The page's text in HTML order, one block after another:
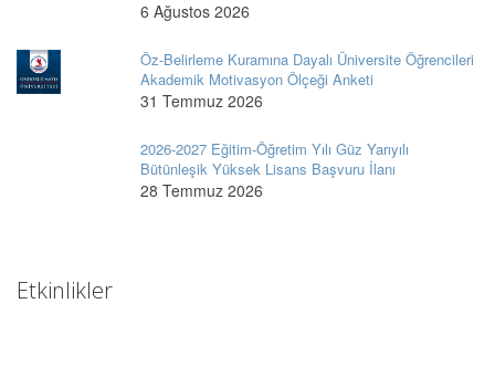
6 Ağustos 2026
Öz-Belirleme Kuramına Dayalı Üniversite Öğrencileri
Akademik Motivasyon Ölçeği Anketi
31 Temmuz 2026
2026-2027 Eğitim-Öğretim Yılı Güz Yarıyılı
Bütünleşik Yüksek Lisans Başvuru İlanı
28 Temmuz 2026
Etkinlikler